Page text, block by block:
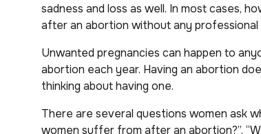
sadness and loss as well. In most cases,
after an abortion without any professional
Unwanted pregnancies can happen to
abortion each year. Having an abortion
thinking about having one.
There are several questions women ask
women suffer from after an abortion?”,